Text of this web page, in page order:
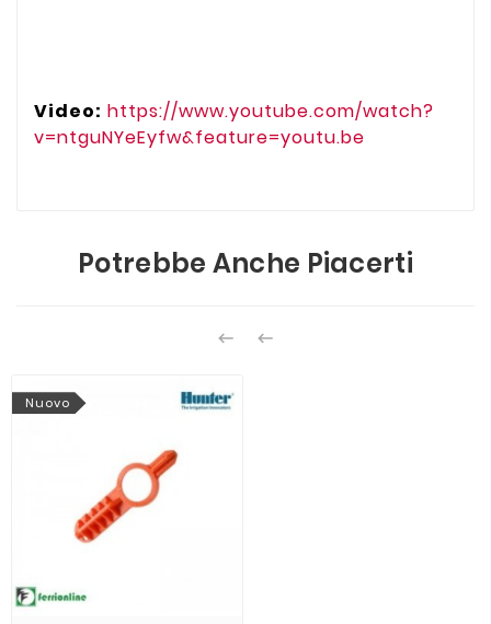
Video: https://www.youtube.com/watch?
v=ntguNYeEyfw&feature=youtu.be
Potrebbe Anche Piacerti
 
Nuovo